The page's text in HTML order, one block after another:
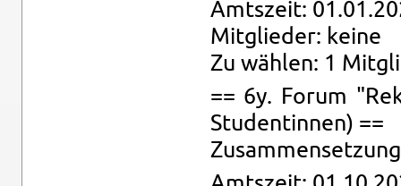
Amts­zeit:
Mit­glie­der: keine
Zu wäh­len: 1
== 6y. Forum
Stu­den­tin­nen) ==